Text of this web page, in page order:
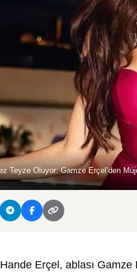
Teyze Oluyor: Gamze Erçel’den
Erçel, ablası Gamze